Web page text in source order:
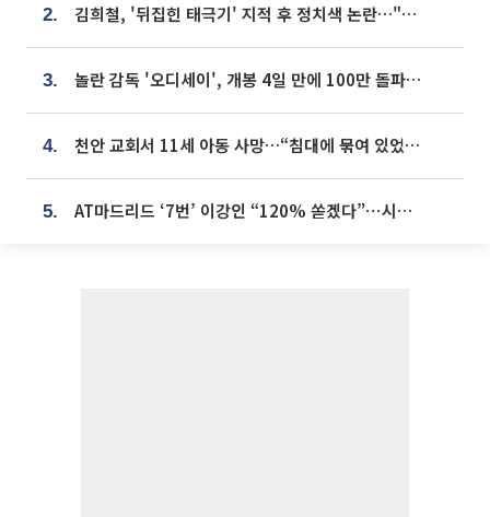
2. 김희철, '뒤집힌 태극기' 지적 후 정치색 논란…"좌우 떠나 우리나라 국기"
3. 놀란 감독 '오디세이', 개봉 4일 만에 100만 돌파⋯'왕사남' 보다 빠르다
4. 천안 교회서 11세 아동 사망…“침대에 묶여 있었다” 진술 확보
5. AT마드리드 ‘7번’ 이강인 “120% 쏟겠다”⋯시메오네 감독 “필요한 선수”